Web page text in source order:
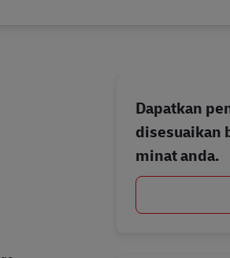
Dapatkan
disesuaikan
minat anda.